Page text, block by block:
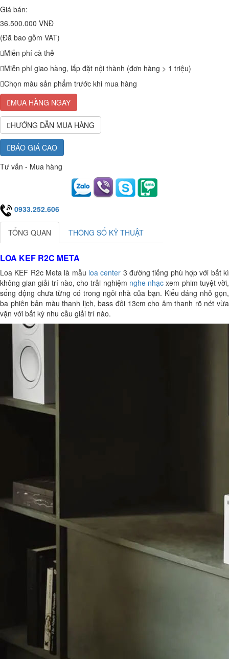
Giá bán:
36.500.000 VNĐ
(Đã bao gồm VAT)
Miễn phí cà thẻ
Miễn phí giao hàng, lắp đặt nội thành (đơn hàng > 1 triệu)
Chọn màu sản phẩm trước khi mua hàng
MUA HÀNG NGAY
HƯỚNG DẪN MUA HÀNG
BÁO GIÁ CAO
Tư vấn - Mua hàng
0933.252.606
TỔNG QUAN THÔNG SỐ KỸ THUẬT
LOA KEF R2C META
Loa KEF R2c Meta là mẫu loa center 3 đường tiếng phù hợp với bất kì
không gian giải trí nào, cho trải nghiệm nghe nhạc xem phim tuyệt vời,
sống động chưa từng có trong ngôi nhà của bạn. Kiểu dáng nhỏ gọn,
ba phiên bản màu thanh lịch, bass đôi 13cm cho âm thanh rõ nét vừa
vặn với bất kỳ nhu cầu giải trí nào.